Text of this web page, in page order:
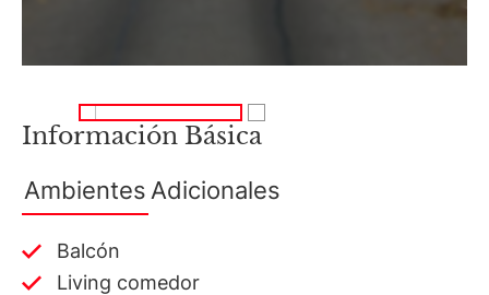
Información Básica
Ambientes Adicionales
Balcón
Living comedor